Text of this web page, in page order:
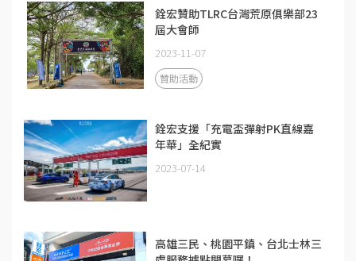
銓宏贊助TLRC台灣荒原俱樂部23
屆大會師
2023-11-07
贊助活動
銓宏支援「充電盃彈射PK直線嘉
年華」全紀實
2023-07-14
高雄三民、桃園平鎮、台北士林三